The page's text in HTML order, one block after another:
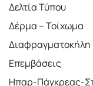
Δελτία Τύπου
Δέρμα – Τοίχωμα
Διαφραγματοκήλη
Επεμβάσεις
Ηπαρ-Πάγκρεας-